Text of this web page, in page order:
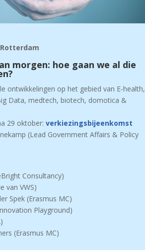
morgen: hoe gaan we al die
ontwikkelingen op het gebied van E-health,
Data, medtech, biotech, domotica &
29 oktober: verkiezingsbijeenkomst
(Lead Government Affairs & Policy
Consultancy)
van VWS)
Spek (Erasmus MC)
Playground)
(Erasmus MC)